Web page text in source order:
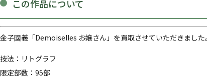
この作品について
金子國義「Demoiselles お嬢さん」を買取させていただきました。
技法：リトグラフ
限定部数：95部